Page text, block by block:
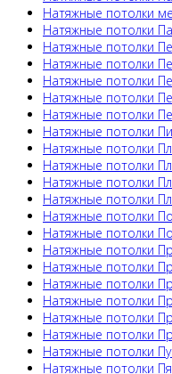
Натяжные потолки
Натяжные потолки
Натяжные потолки
Натяжные потолки
Натяжные потолки
Натяжные потолки
Натяжные потолки
Натяжные потолки
Натяжные потолки
Натяжные потолки
Натяжные потолки
Натяжные потолки
Натяжные потолки
Натяжные потолки
Натяжные потолки
Натяжные потолки
Натяжные потолки
Натяжные потолки
Натяжные потолки
Натяжные потолки
Натяжные потолки
Натяжные потолки